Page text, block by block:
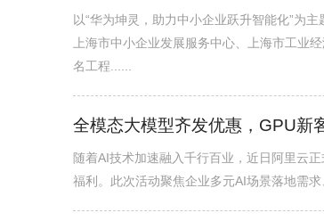
以“华为坤灵，助力中小企业跃升智能化”为
上海市中小企业发展服务中心、上海市工业
名工程......
全模态大模型齐发优惠，GPU新
随着AI技术加速融入千行百业，近日阿里云
福利。此次活动聚焦企业多元AI场景落地需